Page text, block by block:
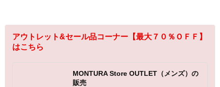
アウトレット&セール品コーナー【最大７０％ＯＦＦ】
はこちら
MONTURA Store OUTLET（メンズ）の
販売